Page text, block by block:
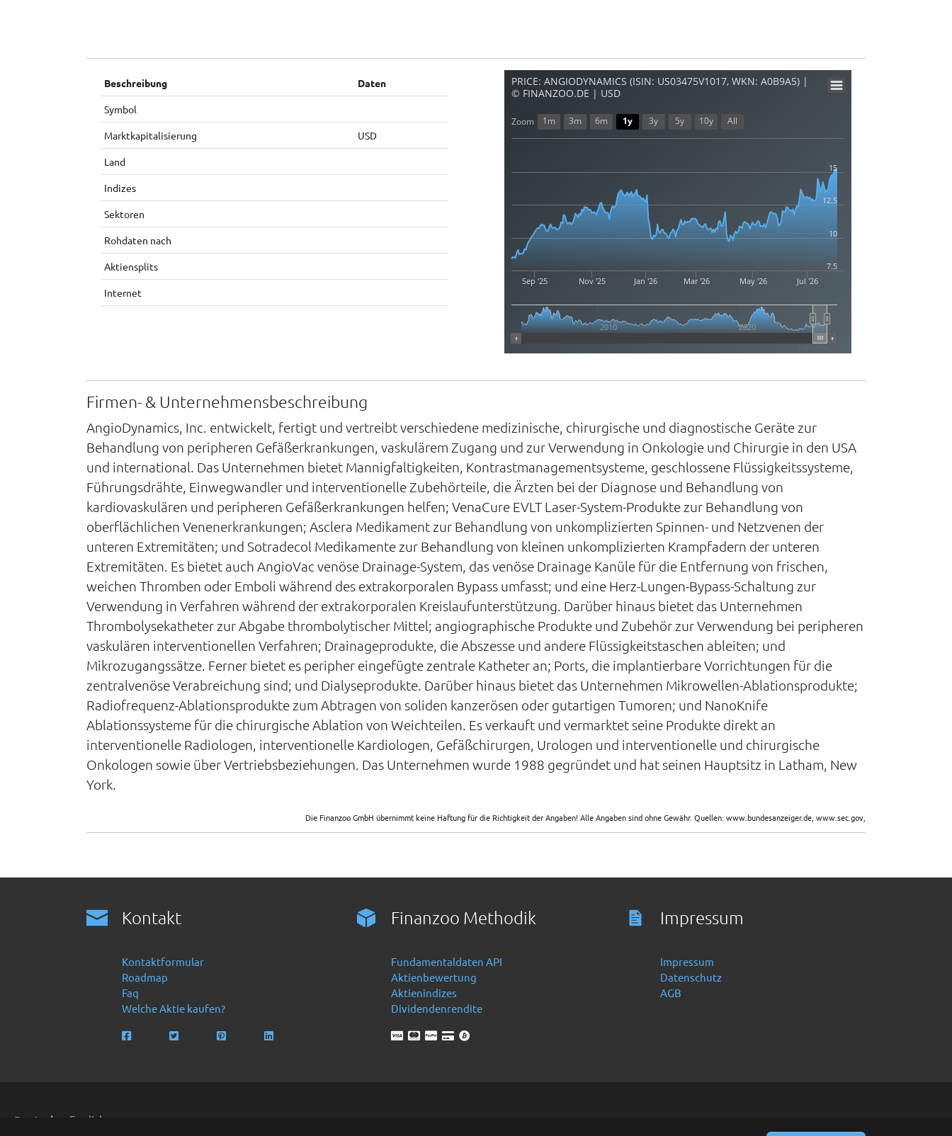
Beschreibung Daten
Symbol
Marktkapitalisierung USD
Land
Indizes
Sektoren
Rohdaten nach
Aktiensplits
Internet
PRICE: ANGIODYNAMICS (ISIN: US03475V1017, WKN: A0B9A5) |
© FINANZOO.DE | USD
Sep '25 Nov '25 Jan '26 Mar '26 May '26 Jul '26
2010 2020
10
15
7.5
12.5
Zoom 1m 3m 6m 1y 3y 5y 10y All
Firmen- & Unternehmensbeschreibung
AngioDynamics, Inc. entwickelt, fertigt und vertreibt verschiedene medizinische, chirurgische und diagnostische Geräte zur
Behandlung von peripheren Gefäßerkrankungen, vaskulärem Zugang und zur Verwendung in Onkologie und Chirurgie in den USA
und international. Das Unternehmen bietet Mannigfaltigkeiten, Kontrastmanagementsysteme, geschlossene Flüssigkeitssysteme,
Führungsdrähte, Einwegwandler und interventionelle Zubehörteile, die Ärzten bei der Diagnose und Behandlung von
kardiovaskulären und peripheren Gefäßerkrankungen helfen; VenaCure EVLT Laser-System-Produkte zur Behandlung von
oberflächlichen Venenerkrankungen; Asclera Medikament zur Behandlung von unkomplizierten Spinnen- und Netzvenen der
unteren Extremitäten; und Sotradecol Medikamente zur Behandlung von kleinen unkomplizierten Krampfadern der unteren
Extremitäten. Es bietet auch AngioVac venöse Drainage-System, das venöse Drainage Kanüle für die Entfernung von frischen,
weichen Thromben oder Emboli während des extrakorporalen Bypass umfasst; und eine Herz-Lungen-Bypass-Schaltung zur
Verwendung in Verfahren während der extrakorporalen Kreislaufunterstützung. Darüber hinaus bietet das Unternehmen
Thrombolysekatheter zur Abgabe thrombolytischer Mittel; angiographische Produkte und Zubehör zur Verwendung bei peripheren
vaskulären interventionellen Verfahren; Drainageprodukte, die Abszesse und andere Flüssigkeitstaschen ableiten; und
Mikrozugangssätze. Ferner bietet es peripher eingefügte zentrale Katheter an; Ports, die implantierbare Vorrichtungen für die
zentralvenöse Verabreichung sind; und Dialyseprodukte. Darüber hinaus bietet das Unternehmen Mikrowellen-Ablationsprodukte;
Radiofrequenz-Ablationsprodukte zum Abtragen von soliden kanzerösen oder gutartigen Tumoren; und NanoKnife
Ablationssysteme für die chirurgische Ablation von Weichteilen. Es verkauft und vermarktet seine Produkte direkt an
interventionelle Radiologen, interventionelle Kardiologen, Gefäßchirurgen, Urologen und interventionelle und chirurgische
Onkologen sowie über Vertriebsbeziehungen. Das Unternehmen wurde 1988 gegründet und hat seinen Hauptsitz in Latham, New
York.
Die Finanzoo GmbH übernimmt keine Haftung für die Richtigkeit der Angaben! Alle Angaben sind ohne Gewähr. Quellen: www.bundesanzeiger.de, www.sec.gov,
Kontakt
Kontaktformular
Roadmap
Faq
Welche Aktie kaufen?
Finanzoo Methodik
Fundamentaldaten API
Aktienbewertung
Aktienindizes
Dividendenrendite
Impressum
Impressum
Datenschutz
AGB
Deutsch
English